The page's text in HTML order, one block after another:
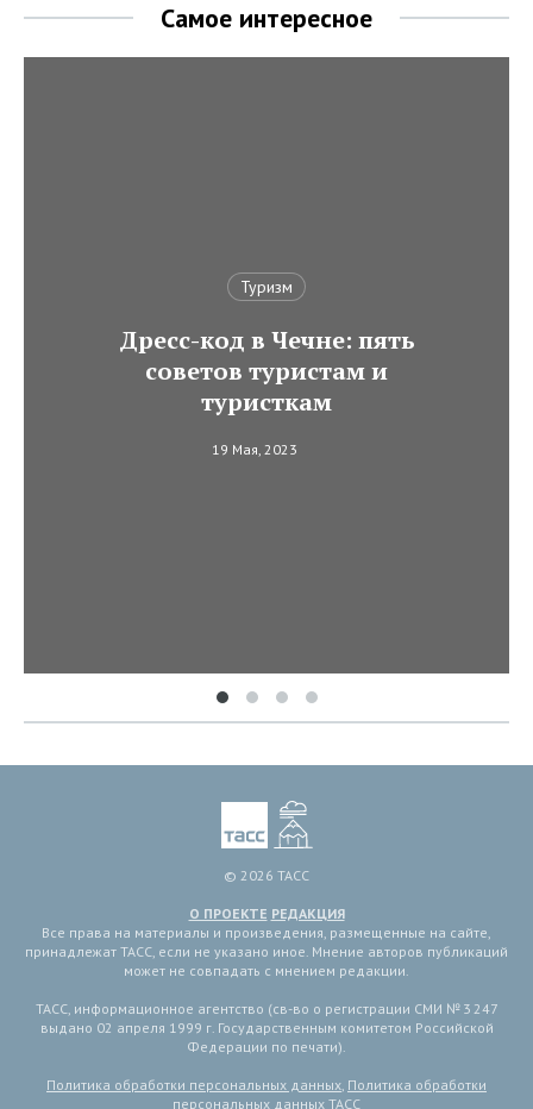
Самое интересное
Туризм
Дресс-код в Чечне: пять
советов туристам и
туристкам
19 Мая, 2023
© 2026 ТАСС
О ПРОЕКТЕ РЕДАКЦИЯ
Все права на материалы и произведения, размещенные на сайте,
принадлежат ТАСС, если не указано иное. Мнение авторов публикаций
может не совпадать с мнением редакции.
ТАСС, информационное агентство (св-во о регистрации СМИ № 3 247
выдано 02 апреля 1999 г. Государственным комитетом Российской
Федерации по печати).
Политика обработки персональных данных, Политика обработки
персональных данных ТАСС